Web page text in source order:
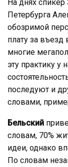
На днях спикер
Петербурга
обозримой
плату за въезд
многие
эту практику у
последуют и
словами,
Бельский
словам, 70%
идеи, однако
По словам